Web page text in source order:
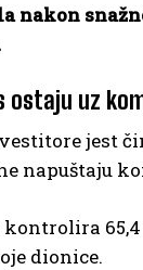
nakon
ostaju uz
jest
napuštaju
65,4
dionice.